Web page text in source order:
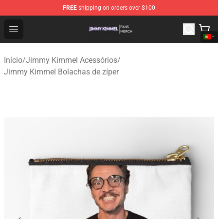
FREE shipping on orders over $100
Open menu
Jimmy Kimmel Shop - Official Jimmy Kimmel
Início/Jimmy Kimmel Acessórios/
Jimmy Kimmel Bolachas de zíper